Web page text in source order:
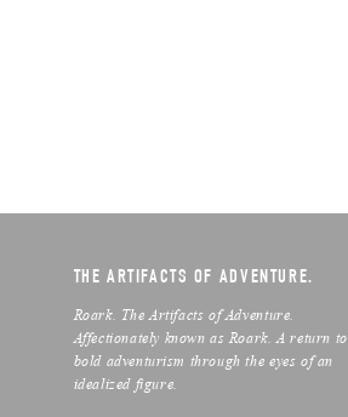
THE ARTIFACTS OF ADVENTURE.
Roark. The Artifacts of Adventure.
Affectionately known as Roark. A return to
bold adventurism through the eyes of an
idealized figure.